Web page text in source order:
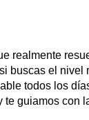
realmente
buscas el
todos los
guiamos